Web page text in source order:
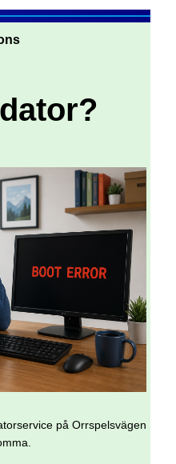
på Orrspelsvägen